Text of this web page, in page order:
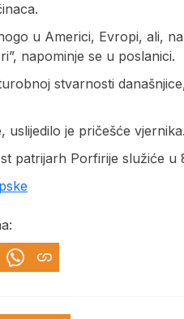
u Americi, Evropi, ali,
napominje se u poslanici.
stvarnosti
uslijedilo je pričešće vjernika.
patrijarh Porfirije služiće